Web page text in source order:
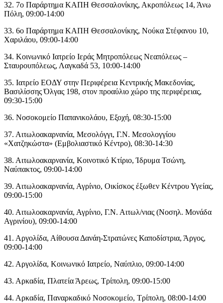
32. 7ο Παράρτημα ΚΑΠΗ Θεσσαλονίκης, Ακροπόλεως 14, Άνω
Πόλη, 09:00-14:00
33. 6ο Παράρτημα ΚΑΠΗ Θεσσαλονίκης, Νούκα Στέφανου 10,
Χαριλάου, 09:00-14:00
34. Κοινωνικό Ιατρείο Ιεράς Μητροπόλεως Νεαπόλεως –
Σταυρουπόλεως, Λαγκαδά 53, 10:00-14:00
35. Ιατρείο ΕΟΔΥ στην Περιφέρεια Κεντρικής Μακεδονίας,
Βασιλίσσης Όλγας 198, στον προαύλιο χώρο της περιφέρειας,
09:30-15:00
36. Νοσοκομείο Παπανικολάου, Εξοχή, 08:30-15:00
37. Αιτωλοακαρνανία, Μεσολόγγι, Γ.Ν. Μεσολογγίου
«Χατζηκώστα» (Εμβολιαστικό Κέντρο), 08:30-14:30
38. Αιτωλοακαρνανία, Κοινοτικό Κτίριο, Ίδρυμα Τσώνη,
Ναύπακτος, 09:00-14:00
39. Αιτωλοακαρνανία, Αγρίνιο, Οικίσκος έξωθεν Κέντρου Υγείας,
09:00-15:00
40. Αιτωλοακαρνανία, Αγρίνιο, Γ.Ν. Αιτωλ/νιας (Νοσηλ. Μονάδα
Αγρινίου), 09:00-14:00
41. Αργολίδα, Αίθουσα Δανάη-Στρατώνες Καποδίστρια, Άργος,
09:00-14:00
42. Αργολίδα, Κοινωνικό Ιατρείο, Ναύπλιο, 09:00-14:00
43. Αρκαδία, Πλατεία Άρεως, Τρίπολη, 09:00-15:00
44. Αρκαδία, Παναρκαδικό Νοσοκομείο, Τρίπολη, 08:00-14:00